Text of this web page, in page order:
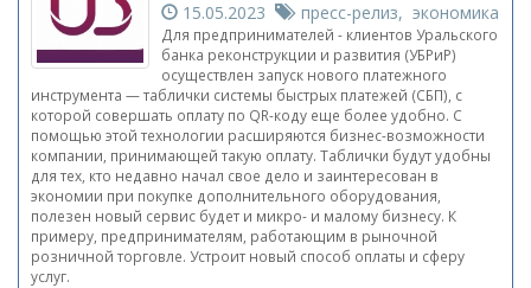
15.05.2023 пресс-релиз, экономика
Для предпринимателей - клиентов Уральского
банка реконструкции и развития (УБРиР)
осуществлен запуск нового платежного
инструмента — таблички системы быстрых платежей (СБП), с
которой совершать оплату по QR-коду еще более удобно. С
помощью этой технологии расширяются бизнес-возможности
компании, принимающей такую оплату. Таблички будут удобны
для тех, кто недавно начал свое дело и заинтересован в
экономии при покупке дополнительного оборудования,
полезен новый сервис будет и микро- и малому бизнесу. К
примеру, предпринимателям, работающим в рыночной
розничной торговле. Устроит новый способ оплаты и сферу
услуг.